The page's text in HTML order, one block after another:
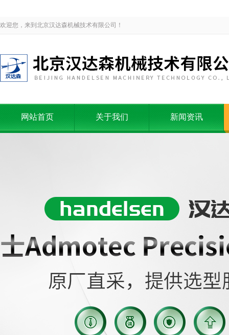
欢迎您，来到北京汉达森机械技术有限公司！
网站首页 关于我们 新闻资讯